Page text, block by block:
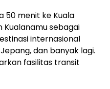
50 menit ke Kuala
Kualanamu sebagai
internasional
dan banyak lagi.
fasilitas transit